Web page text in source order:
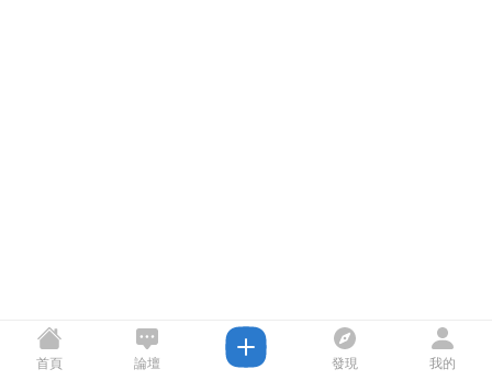
首頁 論壇 發現 我的